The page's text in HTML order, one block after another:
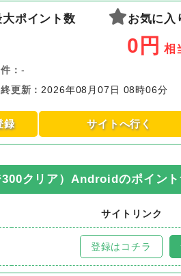
大ポイント数 お気に入
0 円 相
： -
更新 ： 2026年08月07日 08時06分
録 サイトへ行く
300クリア）Androidのポイン
サイトリンク
登録はコチラ